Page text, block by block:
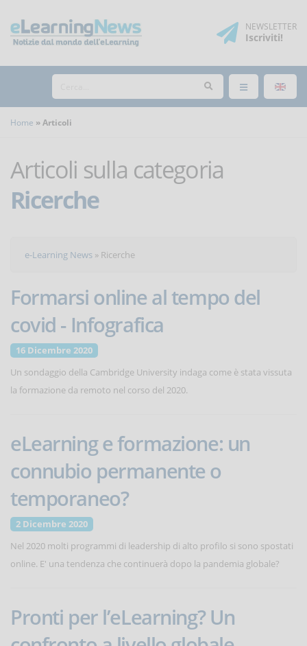
NEWSLETTER
Iscriviti!
Home Articoli
Articoli sulla categoria
Ricerche
e-Learning News » Ricerche
Formarsi online al tempo del
covid - Infografica
16 Dicembre 2020
Un sondaggio della Cambridge University indaga come è stata vissuta
la formazione da remoto nel corso del 2020.
eLearning e formazione: un
connubio permanente o
temporaneo?
2 Dicembre 2020
Nel 2020 molti programmi di leadership di alto profilo si sono spostati
online. E' una tendenza che continuerà dopo la pandemia globale?
Pronti per l’eLearning? Un